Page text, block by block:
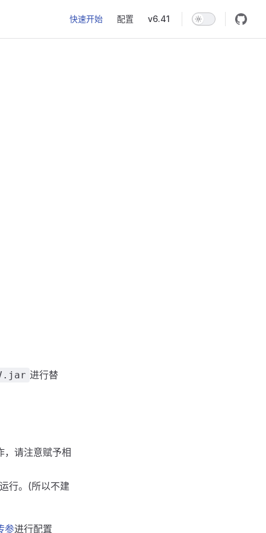
快速开始 配置 v6.41
进行替
，请注意赋予相
行。(所以不建
参进行配置